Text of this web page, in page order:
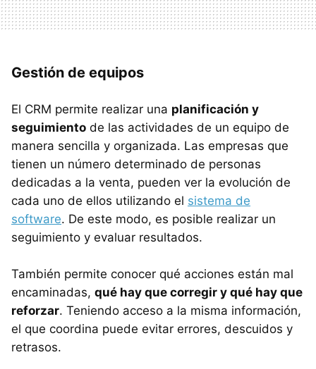
Gestión de equipos
El CRM permite realizar una planificación y
seguimiento de las actividades de un equipo de
manera sencilla y organizada. Las empresas que
tienen un número determinado de personas
dedicadas a la venta, pueden ver la evolución de
cada uno de ellos utilizando el sistema de
software. De este modo, es posible realizar un
seguimiento y evaluar resultados.
También permite conocer qué acciones están mal
encaminadas, qué hay que corregir y qué hay que
reforzar. Teniendo acceso a la misma información,
el que coordina puede evitar errores, descuidos y
retrasos.